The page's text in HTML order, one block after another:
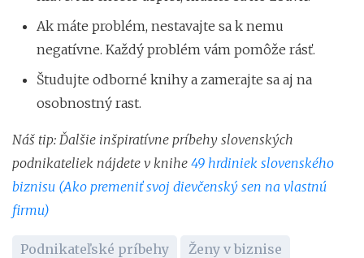
Ak máte problém, nestavajte sa k nemu
negatívne. Každý problém vám pomôže rásť.
Študujte odborné knihy a zamerajte sa aj na
osobnostný rast.
Náš tip: Ďalšie inšpiratívne príbehy slovenských
podnikateliek nájdete v knihe 49 hrdiniek slovenského
biznisu (Ako premeniť svoj dievčenský sen na vlastnú
firmu)
Podnikateľské príbehy
Ženy v biznise